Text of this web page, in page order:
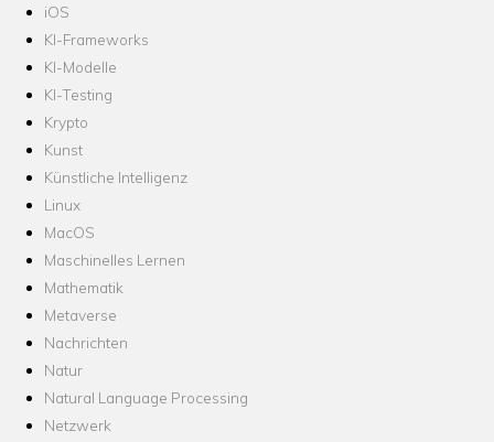
iOS
KI-Frameworks
KI-Modelle
KI-Testing
Krypto
Kunst
Künstliche Intelligenz
Linux
MacOS
Maschinelles Lernen
Mathematik
Metaverse
Nachrichten
Natur
Natural Language Processing
Netzwerk